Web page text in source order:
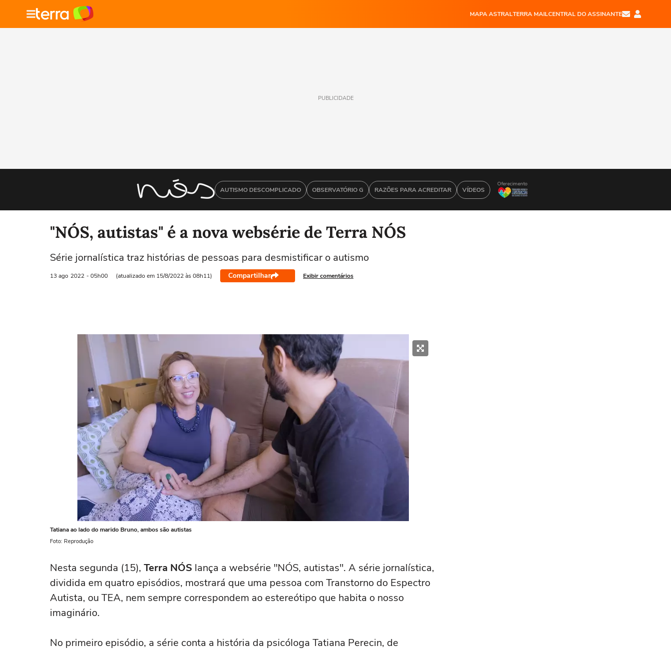
MAPA ASTRALTERRA MAILCENTRAL DO ASSINANTE
PUBLICIDADE
AUTISMO DESCOMPLICADO OBSERVATÓRIO G RAZÕES PARA ACREDITAR VÍDEOS
Oferecimento
"NÓS, autistas" é a nova websérie de Terra NÓS
Série jornalística traz histórias de pessoas para desmistificar o autismo
13 ago 2022 - 05h00 (atualizado em 15/8/2022 às 08h11) Compartilhar Exibir comentários
Tatiana ao lado do marido Bruno, ambos são autistas
Foto: Reprodução
Nesta segunda (15), Terra NÓS lança a websérie "NÓS, autistas". A série jornalística,
dividida em quatro episódios, mostrará que uma pessoa com Transtorno do Espectro
Autista, ou TEA, nem sempre correspondem ao estereótipo que habita o nosso
imaginário.
No primeiro episódio, a série conta a história da psicóloga Tatiana Perecin, de